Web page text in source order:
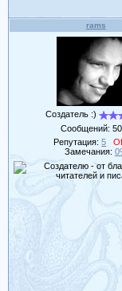
rams
Создатель :)
Сообщений:
Репутация:5
Замечания: